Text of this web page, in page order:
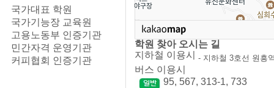
국가대표 학원
국가기능장 교육원
고용노동부 인증기관
민간자격 운영기관
커피협회 인증기관
학원 찾아 오시는 길
지하철 이용시 - 지하철 3호선 원흥
버스 이용시
95, 567, 313-1, 733